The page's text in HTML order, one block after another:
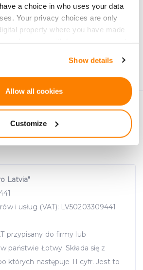
a choice in who uses your data
Your privacy choices are only
property where you have made
also like to:
be accurate to within several
device by actively scanning it for
website functionality, analyse
customized page content and
Show details
Allow all cookies
Customize
Zapisz się
przetwarzane zgodnie zPrivacy
CrowdedHero. Możesz wypisać się
Latvia"
i usług (VAT): LV50203309441
przypisany do firmy lub
państwie Łotwy. Składa się z
których następuje 11 cyfr. Jest to